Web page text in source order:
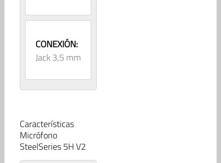
CONEXIÓN:
Jack 3,5 mm
Características
Micrófono
SteelSeries 5H V2